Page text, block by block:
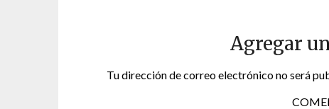
Agregar
Tu dirección de correo electrónico no será